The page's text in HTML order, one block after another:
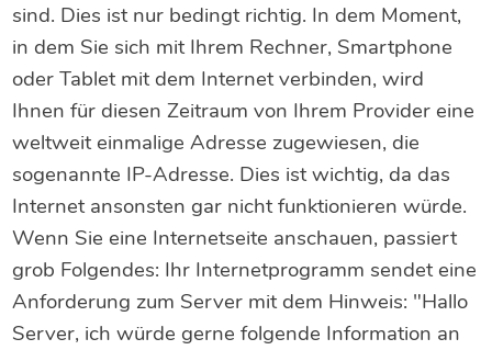
sind. Dies ist nur bedingt richtig. In dem Moment,
in dem Sie sich mit Ihrem Rechner, Smartphone
oder Tablet mit dem Internet verbinden, wird
Ihnen für diesen Zeitraum von Ihrem Provider eine
weltweit einmalige Adresse zugewiesen, die
sogenannte IP-Adresse. Dies ist wichtig, da das
Internet ansonsten gar nicht funktionieren würde.
Wenn Sie eine Internetseite anschauen, passiert
grob Folgendes: Ihr Internetprogramm sendet eine
Anforderung zum Server mit dem Hinweis: "Hallo
Server, ich würde gerne folgende Information an